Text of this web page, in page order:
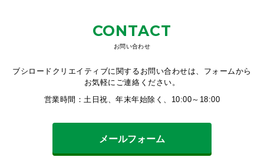
CONTACT
お問い合わせ
ブシロードクリエイティブに関するお問い合わせは、フォームから
お気軽にご連絡ください。
営業時間：土日祝、年末年始除く、10:00～18:00
メールフォーム